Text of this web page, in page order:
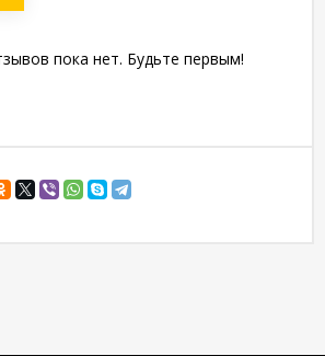
пока нет. Будьте первым!